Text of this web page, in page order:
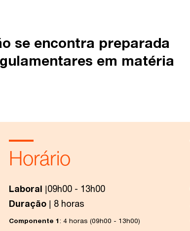
se encontra preparada
em matéria
Horário
Laboral |09h00 - 13h00
Duração| 8 horas
Componente 1: 4 horas (09h00 - 13h00)